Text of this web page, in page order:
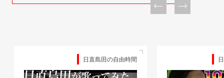
日直島田の自由時間